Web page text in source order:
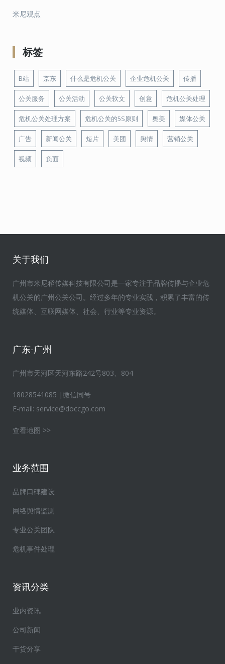
米尼观点
标签
B站 京东 什么是危机公关 企业危机公关 传播
公关服务 公关活动 公关软文 创意 危机公关处理
危机公关处理方案 危机公关的5S原则 奥美 媒体公关
广告 新闻公关 短片 美团 舆情 营销公关
视频 负面
关于我们
广州市米尼稻传媒科技有限公司是一家专注于品牌传播与企业危
机公关的广州公关公司。经过多年的专业实践，积累了丰富的传
统媒体、互联网媒体、社会、行业等专业资源。
广东-广州
广州市天河区天河东路242号803、804
18028541085 |微信同号
E-mail: service@doccgo.com
查看地图 >>
业务范围
品牌口碑建设
网络舆情监测
专业公关团队
危机事件处理
资讯分类
业内资讯
公司新闻
干货分享